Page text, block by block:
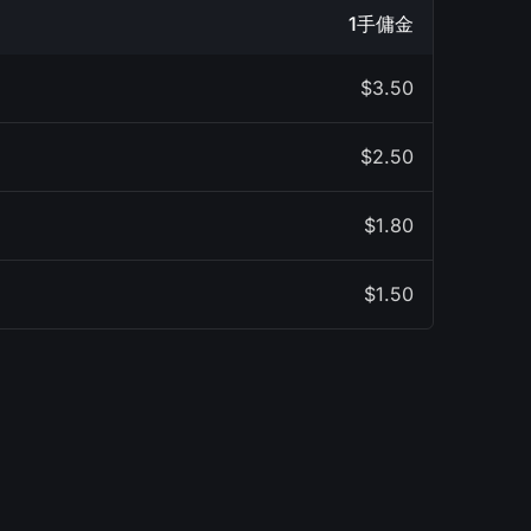
1手傭金
$3.50
$2.50
$1.80
$1.50